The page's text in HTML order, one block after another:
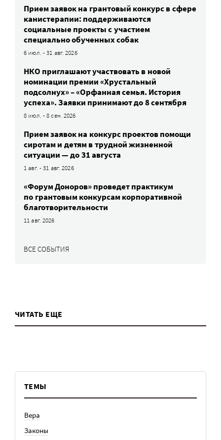
Прием заявок на грантовый конкурс в сфере
канистерапии: поддерживаются
социальные проекты с участием
специально обученных собак
6 июл. - 31 авг. 2026
НКО приглашают участвовать в новой
номинации премии «Хрустальный
подсолнух» – «Орфанная семья. История
успеха». Заявки принимают до 8 сентября
8 июл. - 8 сен. 2026
Прием заявок на конкурс проектов помощи
сиротам и детям в трудной жизненной
ситуации — до 31 августа
1 авг. - 31 авг. 2026
«Форум Доноров» проведет практикум
по грантовым конкурсам корпоративной
благотворительности
11 авг. 2026
ВСЕ СОБЫТИЯ
ЧИТАТЬ ЕЩЕ
ТЕМЫ
Вера
Законы